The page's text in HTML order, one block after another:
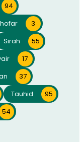
94
3
Sirah
55
17
37
Tauhid
95
54